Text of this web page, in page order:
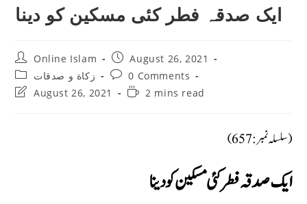
ایک صدقہ فطر کئی مسکین کو دینا
Post
author:
Online Islam
Post
published:
August 26, 2021
Post
category:
زکاة و صدقات
Post
comments:
0 Comments
PostAugust 26, 2021
Reading2 mins read
(سلسلہ نمبر: 657)
ایک صدقہ فطر کئی مسکین کو دینا